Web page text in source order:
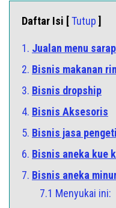
Daftar Isi [Tutup ]
1. Jualan menu
2. Bisnis makanan
3. Bisnis dropship
4. Bisnis Aksesoris
5. Bisnis jasa
6. Bisnis aneka kue
7. Bisnis aneka
7.1 Menyukai ini: